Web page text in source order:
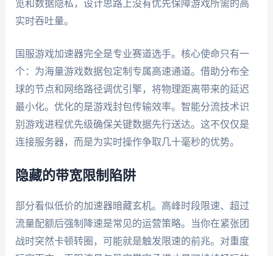
览和数据隐私，设计思路上没有优先保障游戏所需的高
实时吞吐量。
国服游戏加速器完全是专业赛道选手。核心使命只有一
个：为海量游戏数据包定制专属高速通道。借助分布全
球的节点和网络路径调优引擎，将物理距离带来的延迟
最小化。优化的是游戏封包传输效率。智能分流技术识
别游戏进程优先级确保关键数据先行送达。这不仅仅是
连接服务器，而是为实时操作争取几十毫秒的优势。
隐藏的带宽限制陷阱
部分看似低价的加速器暗藏玄机。高峰时段限速、超过
流量配额后强制降速是常见的运营策略。当你在紧张团
战时突然卡顿转圈，可能就是触发限速的前兆。对重度